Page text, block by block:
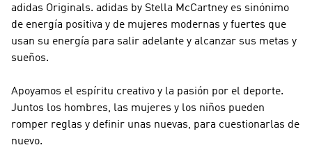
adidas Originals. adidas by Stella McCartney es sinónimo
de energía positiva y de mujeres modernas y fuertes que
usan su energía para salir adelante y alcanzar sus metas y
sueños.
Apoyamos el espíritu creativo y la pasión por el deporte.
Juntos los hombres, las mujeres y los niños pueden
romper reglas y definir unas nuevas, para cuestionarlas de
nuevo.